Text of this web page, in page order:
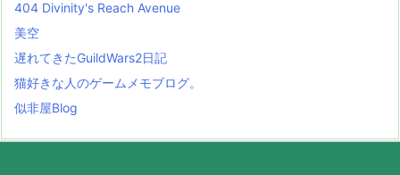
404 Divinity's Reach Avenue
美空
遅れてきたGuildWars2日記
猫好きな人のゲームメモブログ。
似非屋Blog